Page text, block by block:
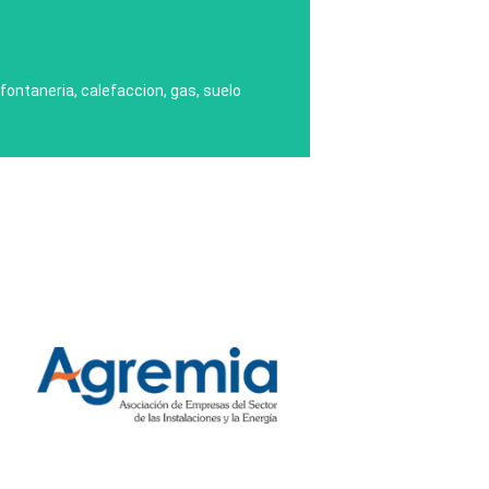
calefaccion, gas, suelo